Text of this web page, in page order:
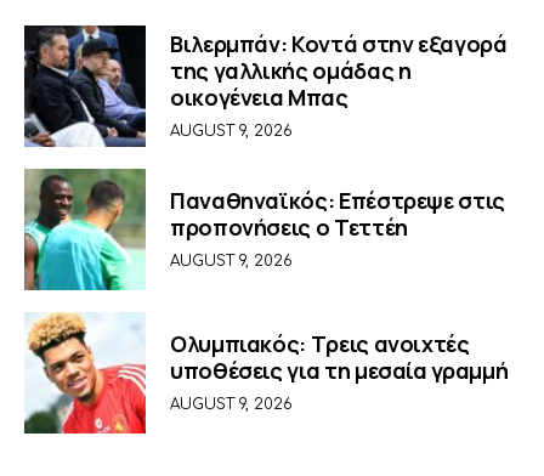
Βιλερμπάν: Κοντά στην εξαγορά
της γαλλικής ομάδας η
οικογένεια Μπας
AUGUST 9, 2026
Παναθηναϊκός: Επέστρεψε στις
προπονήσεις ο Τεττέη
AUGUST 9, 2026
Ολυμπιακός: Τρεις ανοιχτές
υποθέσεις για τη μεσαία γραμμή
AUGUST 9, 2026